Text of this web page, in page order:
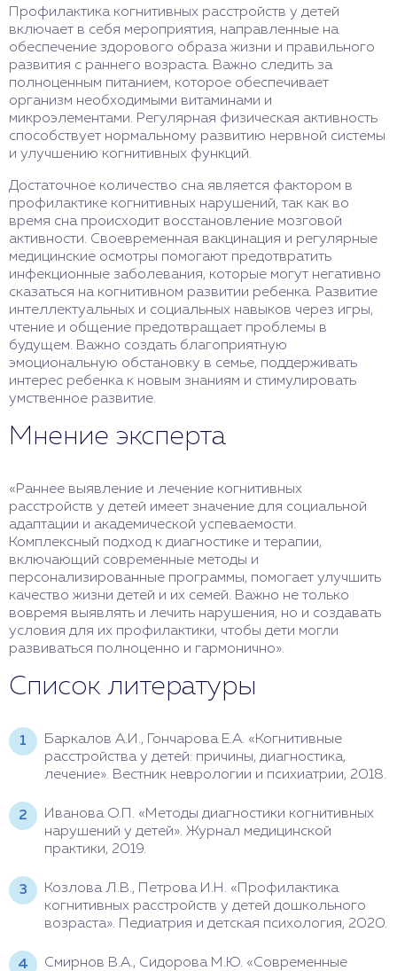
Профилактика когнитивных расстройств у детей
включает в себя мероприятия, направленные на
обеспечение здорового образа жизни и правильного
развития с раннего возраста. Важно следить за
полноценным питанием, которое обеспечивает
организм необходимыми витаминами и
микроэлементами. Регулярная физическая активность
способствует нормальному развитию нервной системы
и улучшению когнитивных функций.
Достаточное количество сна является фактором в
профилактике когнитивных нарушений, так как во
время сна происходит восстановление мозговой
активности. Своевременная вакцинация и регулярные
медицинские осмотры помогают предотвратить
инфекционные заболевания, которые могут негативно
сказаться на когнитивном развитии ребенка. Развитие
интеллектуальных и социальных навыков через игры,
чтение и общение предотвращает проблемы в
будущем. Важно создать благоприятную
эмоциональную обстановку в семье, поддерживать
интерес ребенка к новым знаниям и стимулировать
умственное развитие.
Мнение эксперта
«Раннее выявление и лечение когнитивных
расстройств у детей имеет значение для социальной
адаптации и академической успеваемости.
Комплексный подход к диагностике и терапии,
включающий современные методы и
персонализированные программы, помогает улучшить
качество жизни детей и их семей. Важно не только
вовремя выявлять и лечить нарушения, но и создавать
условия для их профилактики, чтобы дети могли
развиваться полноценно и гармонично».
Список литературы
Баркалов А.И., Гончарова Е.А. «Когнитивные
расстройства у детей: причины, диагностика,
лечение». Вестник неврологии и психиатрии, 2018.
Иванова О.П. «Методы диагностики когнитивных
нарушений у детей». Журнал медицинской
практики, 2019.
Козлова Л.В., Петрова И.Н. «Профилактика
когнитивных расстройств у детей дошкольного
возраста». Педиатрия и детская психология, 2020.
Смирнов В.А., Сидорова М.Ю. «Современные